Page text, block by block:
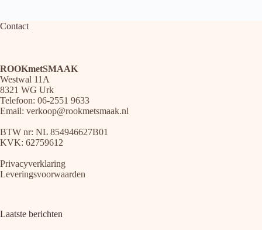
Deze
worden
op
de
productpagina
Contact
ROOKmetSMAAK
Westwal 11A
8321 WG Urk
Telefoon: 06-2551 9633
Email: verkoop@rookmetsmaak.nl
BTW nr: NL 854946627B01
KVK: 62759612
Privacyverklaring
Leveringsvoorwaarden
Laatste berichten